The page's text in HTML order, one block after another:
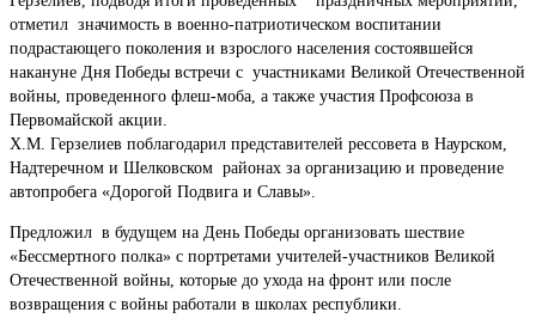
отметил значимость в военно-патриотическом воспитании
подрастающего поколения и взрослого населения состоявшейся
накануне Дня Победы встречи с участниками Великой Отечественной
войны, проведенного флеш-моба, а также участия Профсоюза в
Первомайской акции.
Х.М. Герзелиев поблагодарил представителей рессовета в Наурском,
Надтеречном и Шелковском районах за организацию и проведение
автопробега «Дорогой Подвига и Славы».
Предложил в будущем на День Победы организовать шествие
«Бессмертного полка» с портретами учителей-участников Великой
Отечественной войны, которые до ухода на фронт или после
возвращения с войны работали в школах республики.